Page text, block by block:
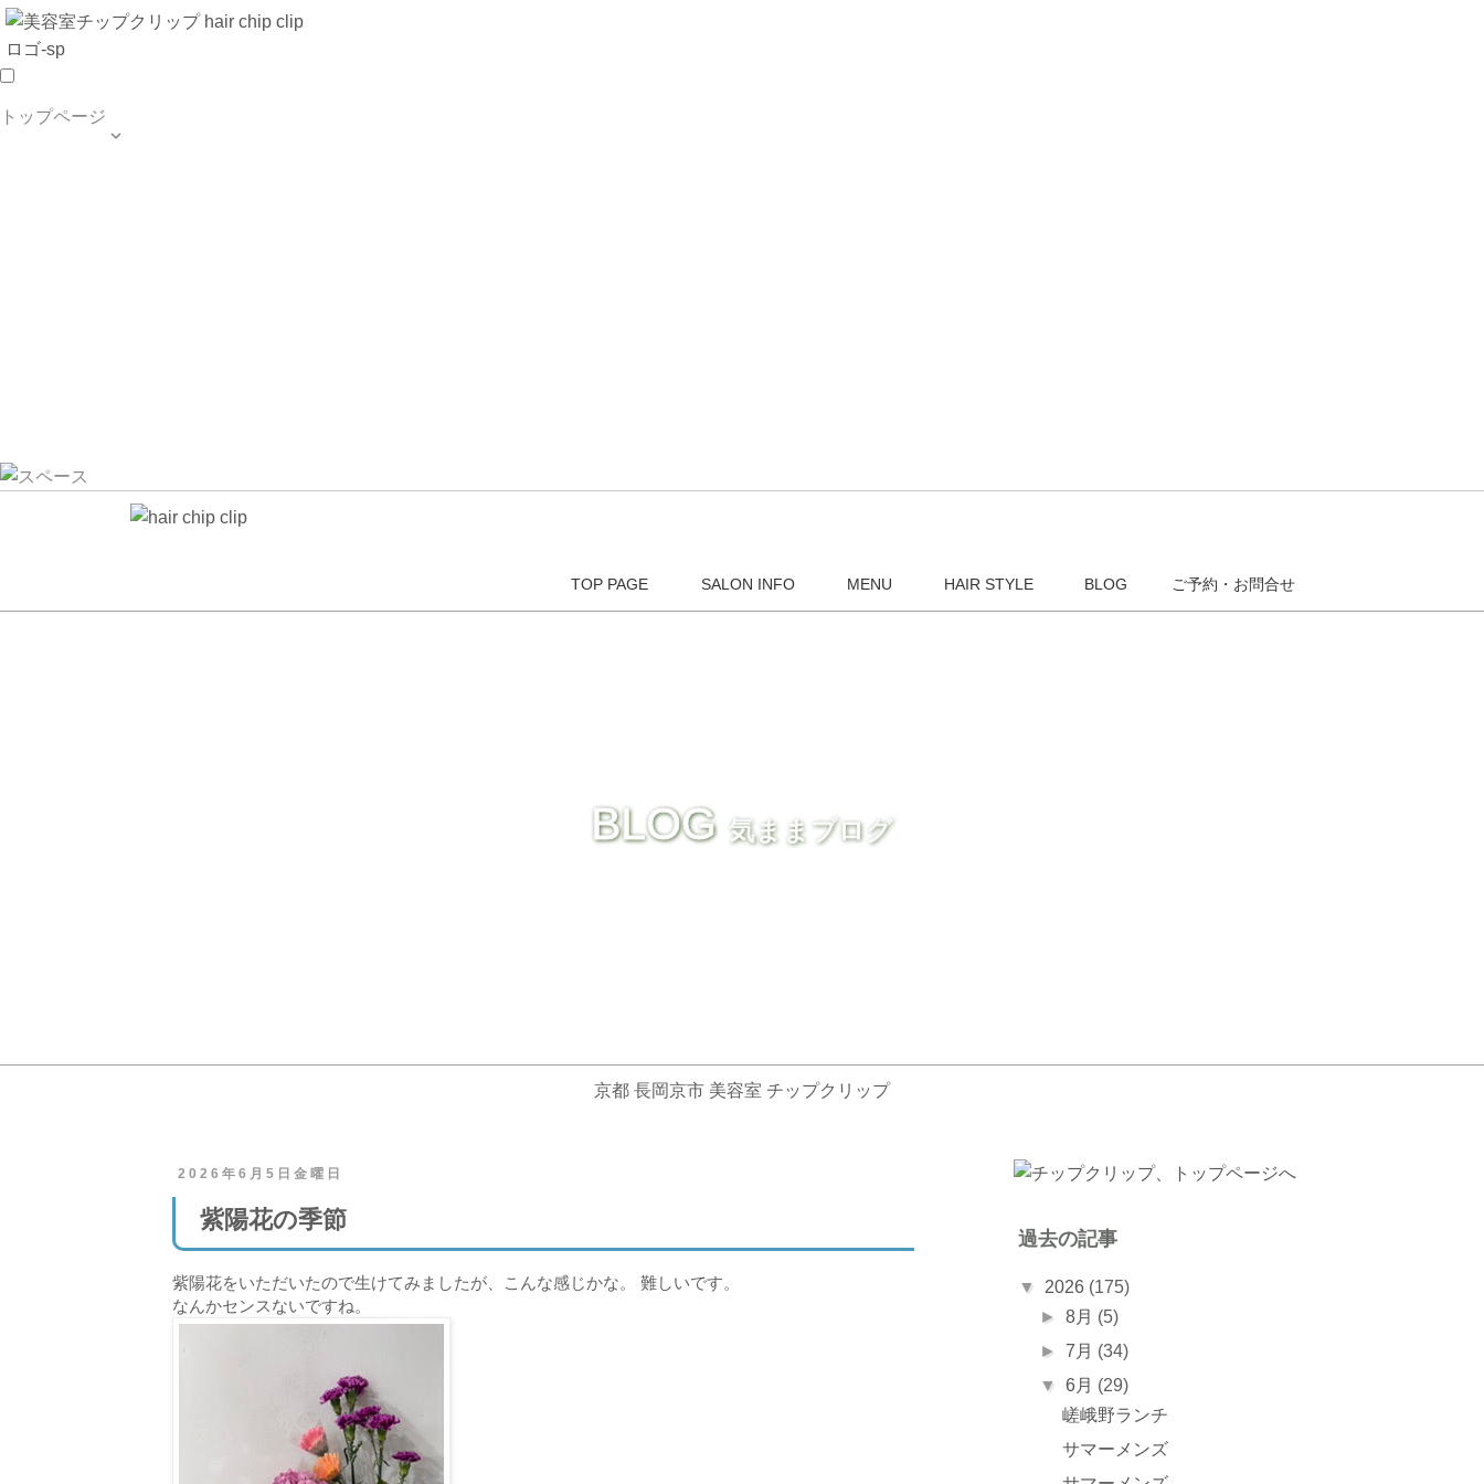
トップページ

TOP PAGE SALON INFO MENU HAIR STYLE BLOG ご予約・お問合せ
BLOG 気ままブログ
京都 長岡京市 美容室 チップクリップ
2026年6月5日金曜日
紫陽花の季節
紫陽花をいただいたので生けてみましたが、こんな感じかな。 難しいです。
なんかセンスないですね。
過去の記事
▼ 2026 (175)
►8月 (5)
►7月 (34)
▼6月 (29)
嵯峨野ランチ
サマーメンズ